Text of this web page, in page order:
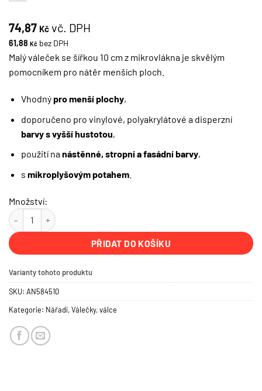
74,87 Kč vč. DPH
61,88 Kč bez DPH
Malý váleček se šířkou 10 cm z mikrovlákna je skvělým
pomocníkem pro nátěr menších ploch.
Vhodnýpro menší plochy,
doporučeno pro vinylové, polyakrylátové a disperzní
barvy s vyšší hustotou,
použití nanástěnné, stropní a fasádní barvy,
s mikroplyšovým potahem.
Množství:
Malý váleček s chlupem na hladké štukové povrchy, délka 10 cm
PŘIDAT DO KOŠÍKU
Varianty tohoto produktu
SKU: AN584510
Kategorie: Nářadí,Válečky, válce